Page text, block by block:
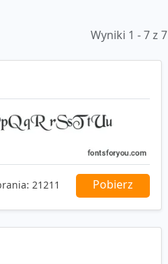
Wyniki 1 - 7 z 7
21211 Pobierz